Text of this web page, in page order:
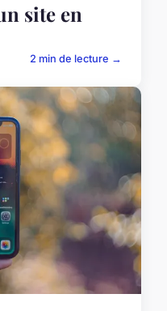
site en
2 min de lecture →